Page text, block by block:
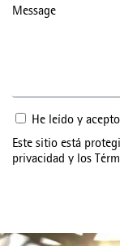
Message
He leído y
Este sitio está
privacidad y los